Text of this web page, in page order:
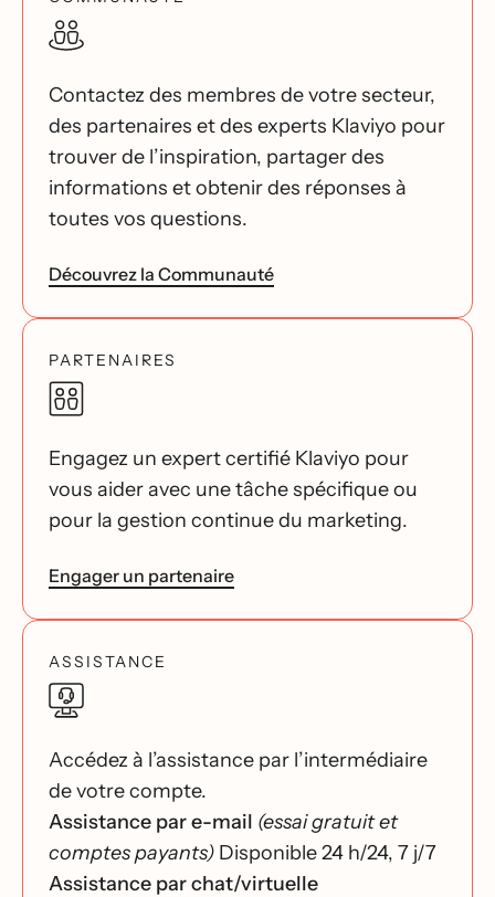
Contactez des membres de votre secteur,
des partenaires et des experts Klaviyo pour
trouver de l’inspiration, partager des
informations et obtenir des réponses à
toutes vos questions.
Découvrez la Communauté
PARTENAIRES
Engagez un expert certifié Klaviyo pour
vous aider avec une tâche spécifique ou
pour la gestion continue du marketing.
Engager un partenaire
ASSISTANCE
Accédez à l’assistance par l’intermédiaire
de votre compte.
Assistance par e-mail (essai gratuit et
comptes payants) Disponible 24 h/24, 7 j/7
Assistance par chat/virtuelle